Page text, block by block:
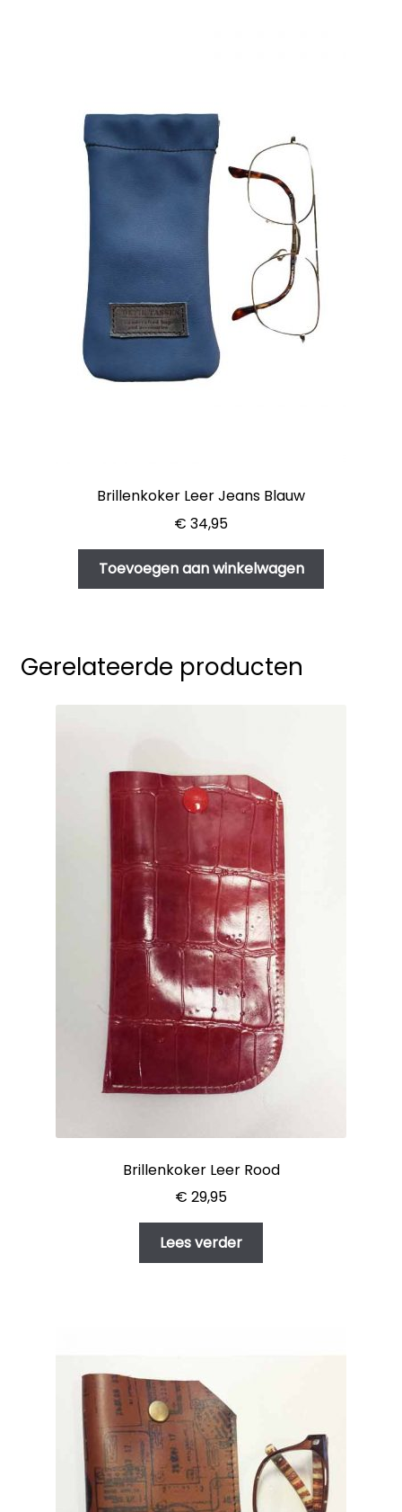
Brillenkoker Leer Jeans Blauw
€ 34,95
Toevoegen aan winkelwagen
Gerelateerde producten
Brillenkoker Leer Rood
€ 29,95
Lees verder